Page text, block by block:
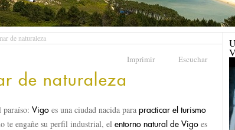
de naturaleza
Imprimir Escuchar
de naturaleza
Vigo es una ciudad nacida para practicar el turismo
te engañe su perfil industrial, el entorno natural de Vigo es